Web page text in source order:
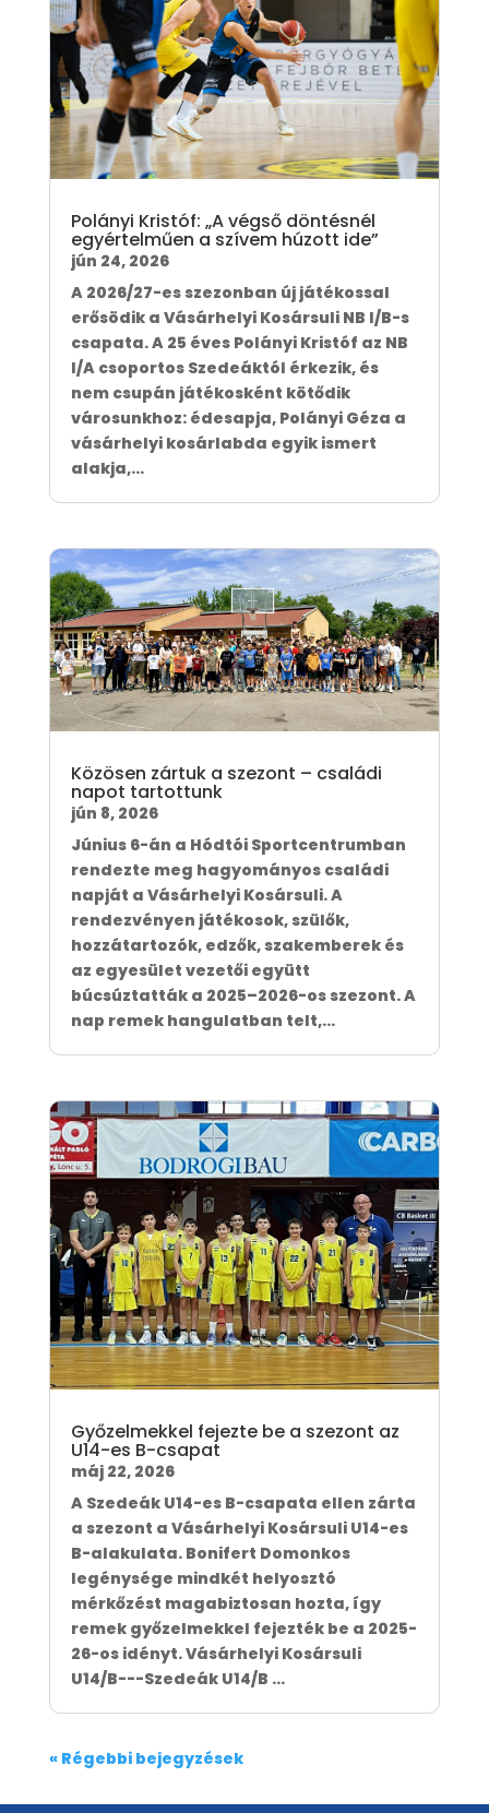
Polányi Kristóf: „A végső döntésnél
egyértelműen a szívem húzott ide”
jún 24, 2026
A 2026/27-es szezonban új játékossal
erősödik a Vásárhelyi Kosársuli NB I/B-s
csapata. A 25 éves Polányi Kristóf az NB
I/A csoportos Szedeáktól érkezik, és
nem csupán játékosként kötődik
városunkhoz: édesapja, Polányi Géza a
vásárhelyi kosárlabda egyik ismert
alakja,...
Közösen zártuk a szezont – családi
napot tartottunk
jún 8, 2026
Június 6-án a Hódtói Sportcentrumban
rendezte meg hagyományos családi
napját a Vásárhelyi Kosársuli. A
rendezvényen játékosok, szülők,
hozzátartozók, edzők, szakemberek és
az egyesület vezetői együtt
búcsúztatták a 2025–2026-os szezont. A
nap remek hangulatban telt,...
Győzelmekkel fejezte be a szezont az
U14-es B-csapat
máj 22, 2026
A Szedeák U14-es B-csapata ellen zárta
a szezont a Vásárhelyi Kosársuli U14-es
B-alakulata. Bonifert Domonkos
legénysége mindkét helyosztó
mérkőzést magabiztosan hozta, így
remek győzelmekkel fejezték be a 2025-
26-os idényt. Vásárhelyi Kosársuli
U14/B---Szedeák U14/B ...
« Régebbi bejegyzések